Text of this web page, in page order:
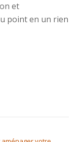
et
point en un rien